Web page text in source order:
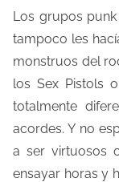
e
c
u
r
Los grupos
tampoco les
monstruos del
los Sex Pistols
totalmente
acordes. Y no
a ser virtuosos
ensayar horas y